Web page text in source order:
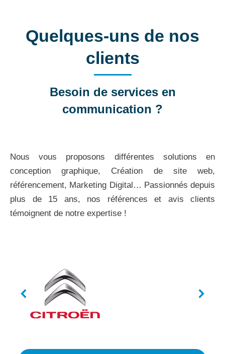
Quelques-uns de nos
clients
Besoin de services en
communication ?
Nous vous proposons différentes solutions en
conception graphique, Création de site web,
référencement, Marketing Digital… Passionnés depuis
plus de 15 ans, nos références et avis clients
témoignent de notre expertise !